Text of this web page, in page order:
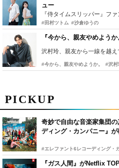
PICKUP
奇妙で自由な音楽家集団
ディング・カンパニー』
#エレファント6レコーディング・
『ガス人間』がNetflix
ュー
#田村ツトム #沙倉ゆうの
『今から、親友やめよう
沢村玲、親友から一線を越
#今から、親友やめようか。 #沢村